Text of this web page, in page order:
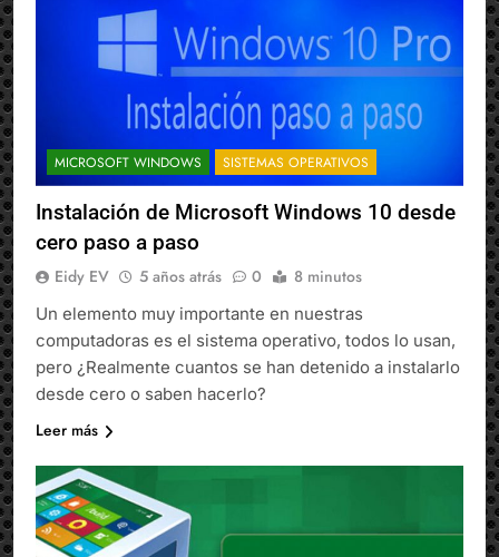
MICROSOFT WINDOWS SISTEMAS OPERATIVOS
Instalación de Microsoft Windows 10 desde
cero paso a paso
Eidy EV 5 años atrás 0 8 minutos
Un elemento muy importante en nuestras
computadoras es el sistema operativo, todos lo usan,
pero ¿Realmente cuantos se han detenido a instalarlo
desde cero o saben hacerlo?
Leer más